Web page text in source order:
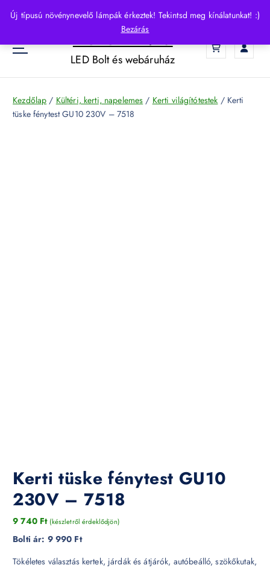
Új típusú növénynevelő lámpák érkeztek! Tekintsd meg kínálatunkat! :)
Bezárás
p
o
HelloLED.hu
LED Bolt és webáruház
Kezdőlap / Kültéri, kerti, napelemes / Kerti világítótestek / Kerti
tüske fénytest GU10 230V – 7518
Kerti tüske fénytest GU10
230V – 7518
9 740 Ft (készletről érdeklődjön)
Bolti ár: 9 990 Ft
Tökéletes választás kertek, járdák és átjárók, autóbeálló, szökőkutak,